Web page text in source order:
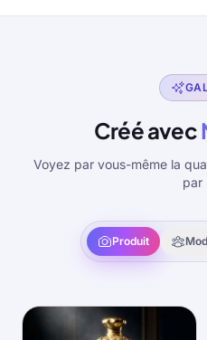
Créé avec
Voyez par vous-même la
par
Produit